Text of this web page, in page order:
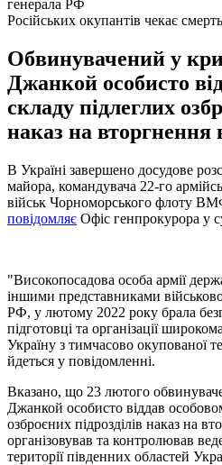
Російських окупантів чекає
Обвинувачений у
Джанкой особисто
складу підлеглих
наказ на вторгнення
В Україні завершено досудове
майора, командувача 22-го
військ Чорноморського флоту
повідомляє Офіс генпрокурора у
"Високопосадова особа армії
іншими представниками
РФ, у лютому 2022 року брала
підготовці та організації
Україну з тимчасово окупованої
йдеться у повідомленні.
Вказано, що 23 лютого
Джанкой особисто віддав
озброєних підрозділів наказ на
організовував та контролював
території південних областей